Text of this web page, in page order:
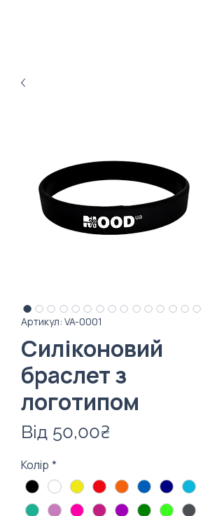
Артикул: VA-0001
Силіконовий
браслет з
логотипом
Від 50,00₴
Колір *